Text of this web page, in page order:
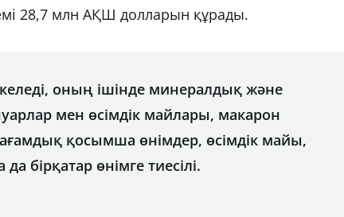
28,7 млн АҚШ долларын құрады.
келеді, оның ішінде минералдық және
мен өсімдік майлары, макарон
қосымша өнімдер, өсімдік майы,
бірқатар өнімге тиесілі.